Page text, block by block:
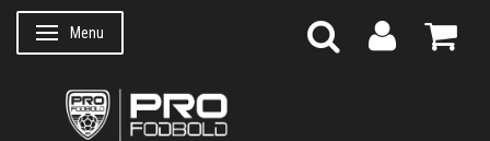
Skifte navigation
Menu